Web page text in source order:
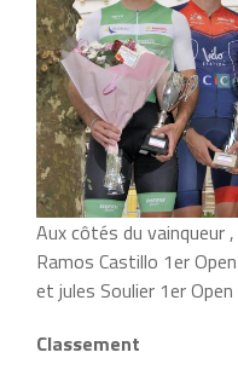
Aux côtés du vainqueur
Ramos Castillo 1er
et jules Soulier 1er Open
Classement